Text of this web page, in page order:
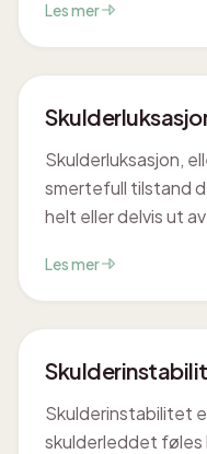
under visse
påvirke daglige
Les mer
Skulderluksasjon,
smertefull tilstand
helt eller delvis ut
skulderluksasjon
man bør være
kan behandles.
Les mer
Skulderinstabilitet
skulderleddet føles